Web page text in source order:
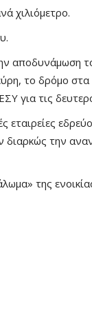
χιλιόμετρο.
αποδυνάμωση
το δρόμο
για τις
διαρκώς την
της